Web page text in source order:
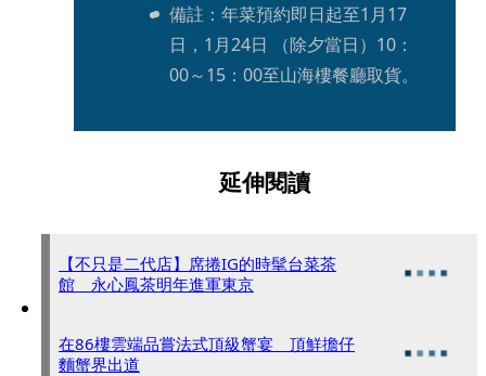
備註：年菜預約即日起至1月17
日，1月24日 （除夕當日）10：
00～15：00至山海樓餐廳取貨。
延伸閱讀
【不只是二代店】席捲IG的時髦台菜茶
館 永心鳳茶明年進軍東京
在86樓雲端品嘗法式頂級蟹宴 頂鮮擔仔
麵蟹界出道